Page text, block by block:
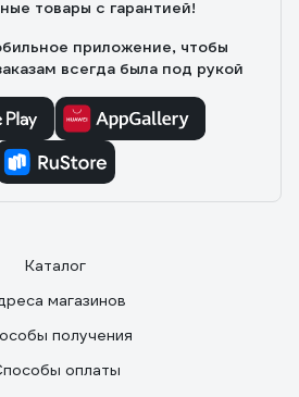
товары с гарантией!
приложение, чтобы
всегда была под рукой
Каталог
магазинов
получения
оплаты